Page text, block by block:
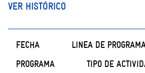
VER HISTÓRICO
FECHA
LINEA DE
PROGRAMA
TIPO DE